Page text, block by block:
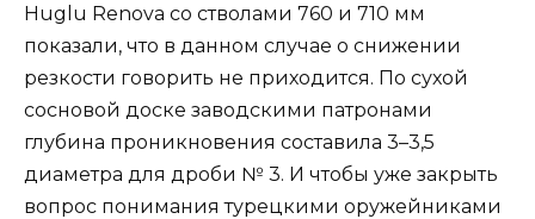
Huglu Renova со стволами 760 и 710 мм
показали, что в данном случае о снижении
резкости говорить не приходится. По сухой
сосновой доске заводскими патронами
глубина проникновения составила 3–3,5
диаметра для дроби № 3. И чтобы уже закрыть
вопрос понимания турецкими оружейниками